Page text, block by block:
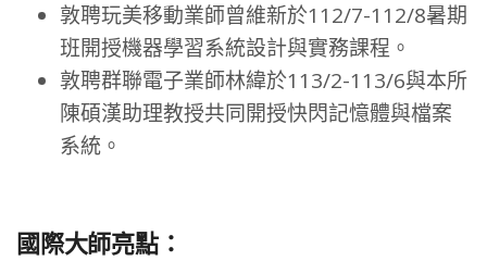
敦聘玩美移動業師曾維新於112/7-112/8暑期
班開授機器學習系統設計與實務課程。
敦聘群聯電子業師林緯於113/2-113/6與本所
陳碩漢助理教授共同開授快閃記憶體與檔案
系統。
國際大師亮點：